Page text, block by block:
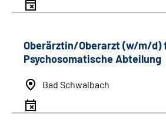
Oberärztin/Oberarzt (w/m/d)
Psychosomatische Abteilung
Bad Schwalbach